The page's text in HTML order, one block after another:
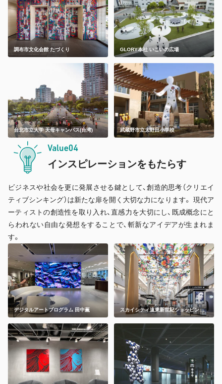
調布市文化会館 たづくり GLORY本社 いこいの広場
台北市立大学 天母キャンパス(台湾) 武蔵野市立大野田小学校
Value04
インスピレーションをもたらす
ビジネスや社会を更に発展させる鍵として、創造的思考（クリエイ
ティブシンキング）は新たな扉を開く大切な力になります。 現代ア
ーティストの創造性を取り入れ、直感力を大切にし、既成概念にと
らわれない自由な発想をすることで、斬新なアイデアが生まれま
す。
デジタルアートプログラム 田中薫
スカイシティ遠東新世紀ショッピング
センター(SKY CITY遠東新世紀購物中
心)